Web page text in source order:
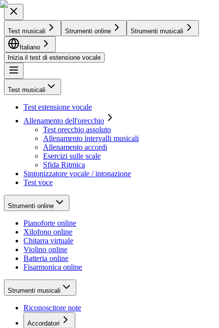
Test musicali Strumenti online Strumenti musicali
Italiano
Inizia il test di estensione vocale
Test musicali
Test estensione vocale
Allenamento dell'orecchio
Test orecchio assoluto
Allenamento intervalli musicali
Allenamento accordi
Esercizi sulle scale
Sfida Ritmica
Sintonizzatore vocale / intonazione
Test voce
Strumenti online
Pianoforte online
Xilofono online
Chitarra virtuale
Violino online
Batteria online
Fisarmonica online
Strumenti musicali
Riconoscitore note
Accordatori